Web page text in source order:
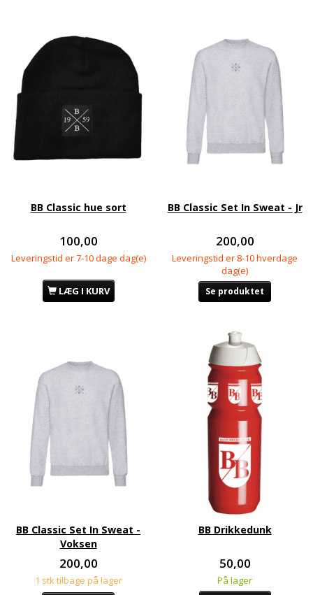
BB Classic hue sort
100,00
Leveringstid er 7-10 dage dag(e)
LÆG I KURV
BB Classic Set In Sweat - Jr
200,00
Leveringstid er 8-10 hverdage
dag(e)
Se produktet
BB Classic Set In Sweat -
Voksen
200,00
1 stk tilbage på lager
BB Drikkedunk
50,00
På lager